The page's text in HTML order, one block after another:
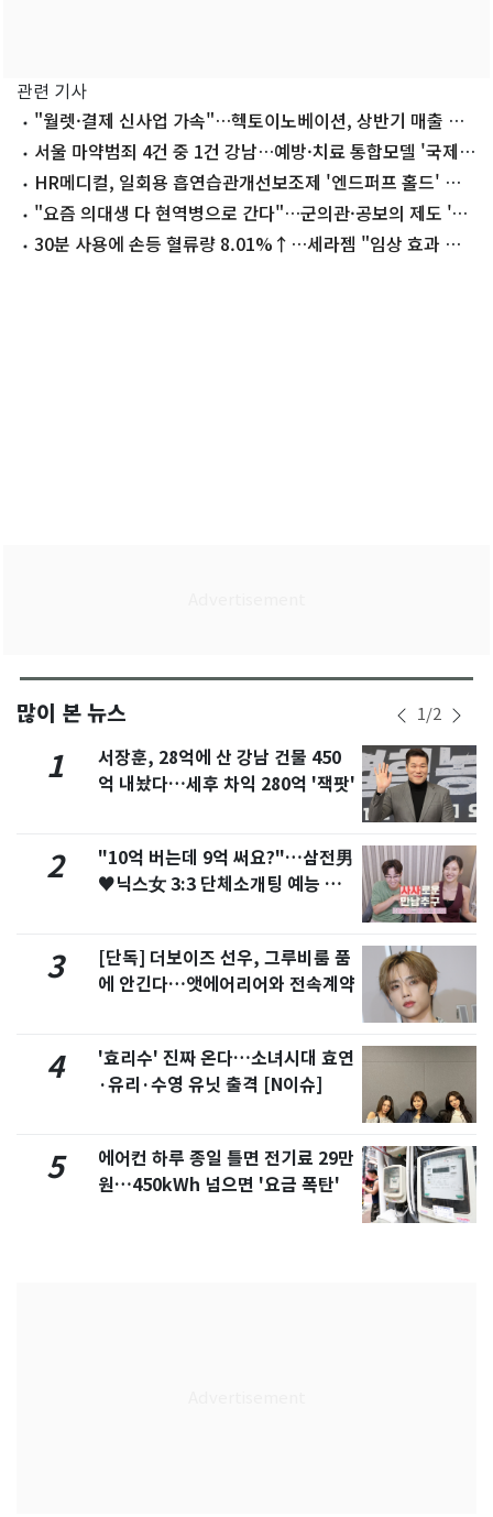
관련 기사
"월렛·결제 신사업 가속"…헥토이노베이션, 상반기 매출 첫
2천억 돌파
서울 마약범죄 4건 중 1건 강남…예방·치료 통합모델 '국제
주목'
HR메디컬, 일회용 흡연습관개선보조제 '엔드퍼프 홀드' 출
시 "요즘 의대생 다 현역병으로 간다"…군의관·공보의 제도 '빨
간불'
30분 사용에 손등 혈류량 8.01%↑…세라젬 "임상 효과 확
많이 본 뉴스 1/2
1
서장훈, 28억에 산 강남 건물 450
억 내놨다…세후 차익 280억 '잭팟'
2
"10억 버는데 9억 써요?"…삼전男
♥닉스女 3:3 단체소개팅 예능 화
3
[단독] 더보이즈 선우, 그루비룸 품
에 안긴다…앳에어리어와 전속계약
4
'효리수' 진짜 온다…소녀시대 효연
·유리·수영 유닛 출격 [N이슈]
5
에어컨 하루 종일 틀면 전기료 29만
원…450kWh 넘으면 '요금 폭탄'